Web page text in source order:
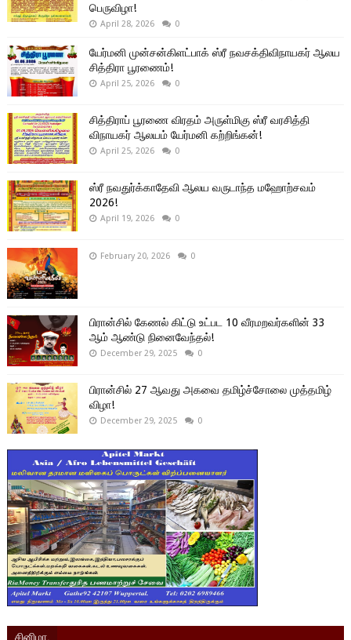
பெருவிழா!
April 28, 2026 0
யேர்மனி முன்சன்கிளட்பாக் ஸ்ரீ நவசக்திவிநாயகர் ஆலய
சித்திரா பூரணைம்!
April 25, 2026 0
சித்திராப் பூரணை விரதம் அருள்மிகு ஸ்ரீ வரசித்தி
விநாயகர் ஆலயம் யேர்மனி கற்றிங்கன்!
April 25, 2026 0
ஸ்ரீ நவதுர்க்காதேவி ஆலய வருடாந்த மஹோற்சவம்
2026!
April 19, 2026 0
February 20, 2026 0
பிரான்சில் கேணல் கிட்டு உட்பட 10 வீரமறவர்களின் 33
ஆம் ஆண்டு நினைவேந்தல்!
December 29, 2025 0
பிரான்சில் 27 ஆவது அகவை தமிழ்ச்சோலை முத்தமிழ்
விழா!
December 29, 2025 0
சினிமா,